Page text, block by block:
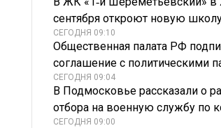
сентября откроют новую
СЕГОДНЯ 09:10
Общественная палата РФ
соглашение с политическими
СЕГОДНЯ 09:04
В Подмосковье рассказали о
отбора на военную службу по
СЕГОДНЯ 09:00